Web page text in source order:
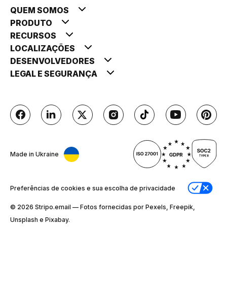
QUEM SOMOS
PRODUTO
RECURSOS
LOCALIZAÇÕES
DESENVOLVEDORES
LEGAL E SEGURANÇA
Made in Ukraine
Preferências de cookies e sua escolha de privacidade
© 2026 Stripо.email — Fotos fornecidas por Pexels, Freepik,
Unsplash e Pixabay.